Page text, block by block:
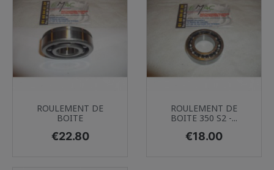
ROULEMENT DE
BOITE
Price
€22.80
ROULEMENT DE
BOITE 350 S2 -...
Price
€18.00